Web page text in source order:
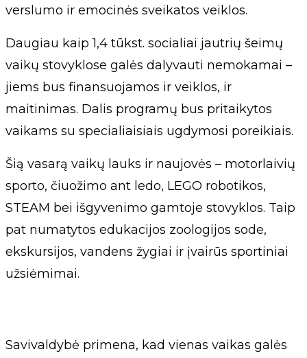
verslumo ir emocinės sveikatos veiklos.
Daugiau kaip 1,4 tūkst. socialiai jautrių šeimų
vaikų stovyklose galės dalyvauti nemokamai –
jiems bus finansuojamos ir veiklos, ir
maitinimas. Dalis programų bus pritaikytos
vaikams su specialiaisiais ugdymosi poreikiais.
Šią vasarą vaikų lauks ir naujovės – motorlaivių
sporto, čiuožimo ant ledo, LEGO robotikos,
STEAM bei išgyvenimo gamtoje stovyklos. Taip
pat numatytos edukacijos zoologijos sode,
ekskursijos, vandens žygiai ir įvairūs sportiniai
užsiėmimai.
Savivaldybė primena, kad vienas vaikas galės